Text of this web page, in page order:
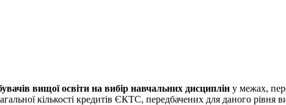
вищої освіти на вибір навчальних дисциплін у межах,
кількості кредитів ЄКТС, передбачених для даного рівня